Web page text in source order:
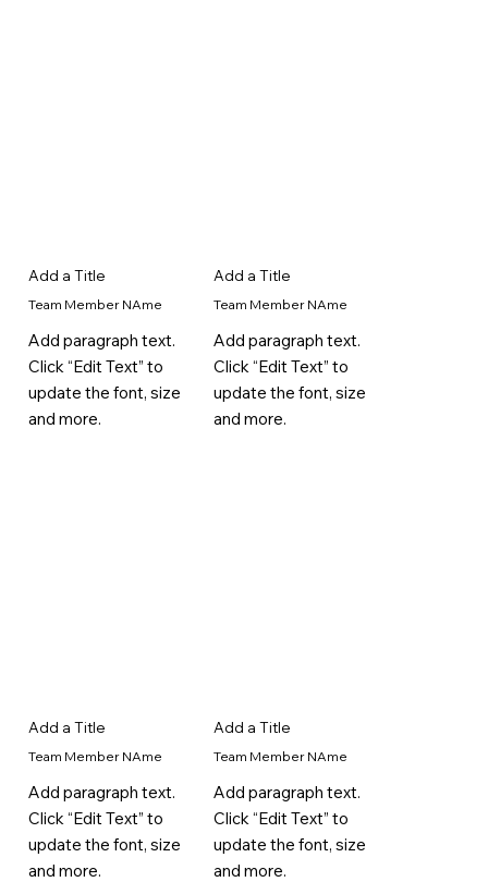
Add a Title
Team Member NAme
Add paragraph text.
Click “Edit Text” to
update the font, size
and more.
Add a Title
Team Member NAme
Add paragraph text.
Click “Edit Text” to
update the font, size
and more.
Add a Title
Team Member NAme
Add paragraph text.
Click “Edit Text” to
update the font, size
and more.
Add a Title
Team Member NAme
Add paragraph text.
Click “Edit Text” to
update the font, size
and more.